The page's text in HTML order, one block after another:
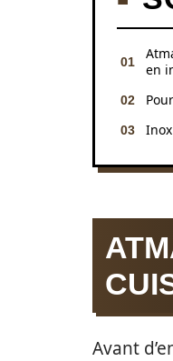
en
Avant